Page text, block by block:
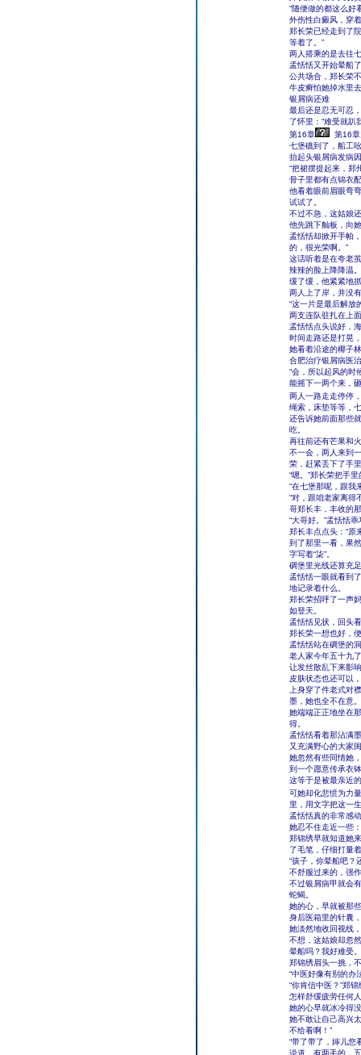
“随便做的都这么好
外伤性白癜风，穿
郑长荣已经走到了
等着了。”
两人搭乘的是去往
孟恬恬又开始晕船
公共场合，郑长荣
牛皮癣怕她掉水里
银屑病还难
最后还是忍无可忍
了怀里：“难受就趴
第16章
第16
七堡礁到了，船工
抬起头银屑病发病
“把裙摆提起来，郑
骨子里都有点锦衣
他看着眼前眉眼弯
试试了。
不过不急，这姑娘
他先跳下舢板，向
孟恬恬却掀开手帕
的，很光荣啊。”
这话听着是在夸老
辣辣的脸上降降温。
缓了缓，他紧紧地
两人上了岸，并没
“这一片是最后解放
两支连队驻扎在上
孟恬恬点头说好，
时间走路还是打晃
她看着沿途的椰子
合肥治疗银屑病医
“会，所以起风的时
能摇下一两个来，
两人一路走走停停
绳索，床垫等等，
还告诉她前面那些
吃。
再往前还有芒果和
不一会，两人来到
荣，赶紧丢下了手
“嗯。”郑长荣把手
“在七堡那呢，跟我
“对，跟咱老家离得
哥郑长丰，丰收的
“大哥好。”孟恬恬
郑长丰点点头：“原
到了那里一看，果
字写着“柒”。
碉堡里光线还算充
孟恬恬一眼就看到
地记录着什么。
郑长荣招呼了一声
如登天。
孟恬恬见状，回头
郑长荣一想也好，
孟恬恬站在碉堡的
老人家今年五十九
让发丝散乱下来影
皮肤状态也还可以
上身穿了件老式对
墨，她也全不在意。
她端端正正地坐在
得。
孟恬恬看着那沾满
又充满野心的大家
她忽然有些同情她
到一个愿意传承衣
这等于是被最亲近
可她却化悲愤为力
里，用文字把这一
孟恬恬真的非常感
她忍不住走近一些
郑锦绣早就知道她
了毛笔，仔细打量
“孩子，你晕船吧？
不舒服过来的，强
不过银屑病甲就会
蛇蝎。
她的心，早就被那
身后医箱里的针囊
她淡然地收回视线
不想，这姑娘却忽
晕船吗？我好难受。
郑锦绣眉头一挑，
“中医好像有别的办
“你肯信中医？”郑
怎样舒缓疲劳任何
她的心早就冰冷得
她不敢让自己高兴
不给看啊！”
“带了带了，婶儿您
说道，有两毛的，